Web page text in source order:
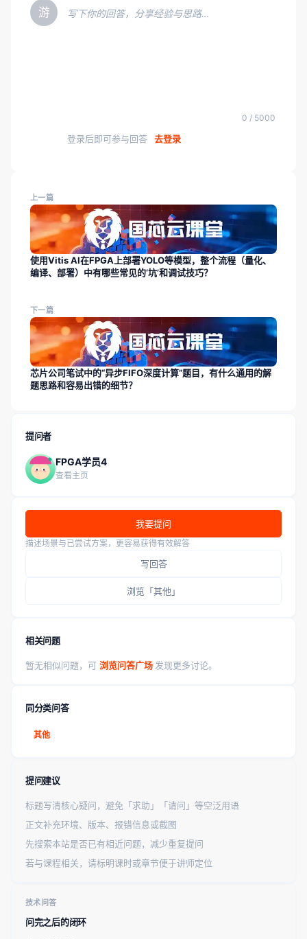
游 写下你的回答，分享经验与思路…
0 / 5000
登录后即可参与回答 去登录
上一篇
使用Vitis AI在FPGA上部署YOLO等模型，整个流程（量化、
编译、部署）中有哪些常见的‘坑’和调试技巧？
下一篇
芯片公司笔试中的“异步FIFO深度计算”题目，有什么通用的解
题思路和容易出错的细节？
提问者
FPGA学员4
查看主页
我要提问
描述场景与已尝试方案，更容易获得有效解答
写回答
浏览「其他」
相关问题
暂无相似问题，可 浏览问答广场 发现更多讨论。
同分类问答
其他
提问建议
标题写清核心疑问，避免「求助」「请问」等空泛用语
正文补充环境、版本、报错信息或截图
先搜索本站是否已有相近问题，减少重复提问
若与课程相关，请标明课时或章节便于讲师定位
技术问答
问完之后的闭环